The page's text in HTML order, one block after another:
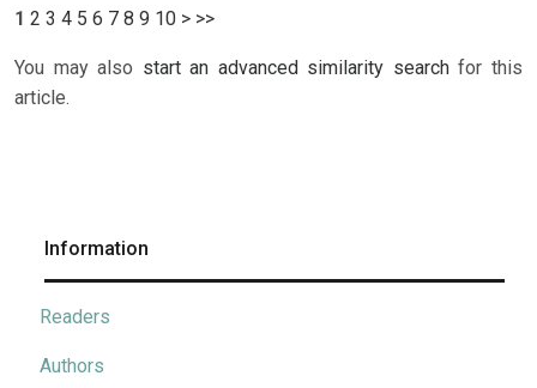
1 2 3 4 5 6 7 8 9 10 > >>
You may also start an advanced similarity searchfor this
article.
Information
Readers
Authors